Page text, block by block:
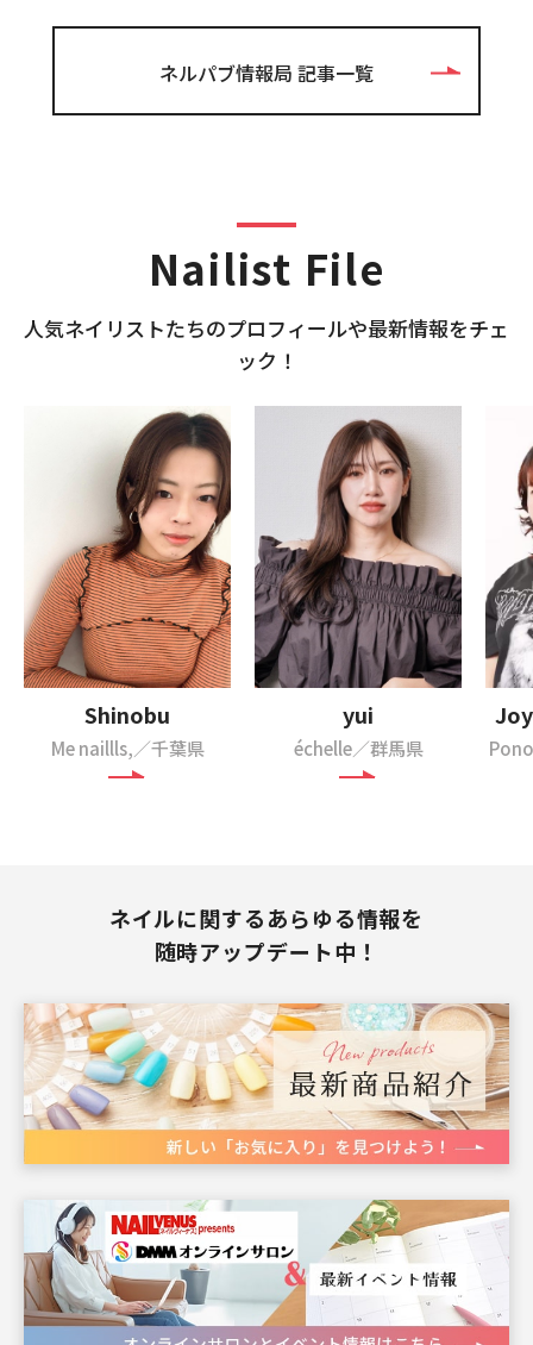
ネルパブ情報局 記事一覧
Nailist File
⼈気ネイリストたちのプロフィールや最新情報をチェ
ック！
Shinobu
Me naillls,／千葉県
yui
échelle／群馬県
ネイルに関するあらゆる情報を
随時アップデート中！